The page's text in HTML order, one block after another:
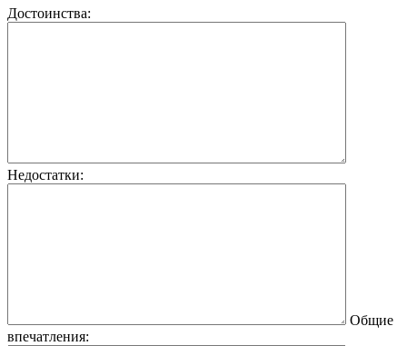
Достоинства:
Недостатки:
Общие
впечатления: